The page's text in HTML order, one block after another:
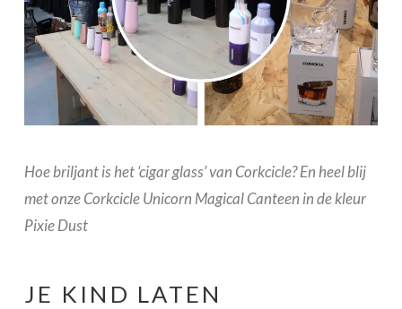
Hoe briljant is het ‘cigar glass’ van Corkcicle? En heel blij
met onze Corkcicle Unicorn Magical Canteen in de kleur
Pixie Dust
JE KIND LATEN